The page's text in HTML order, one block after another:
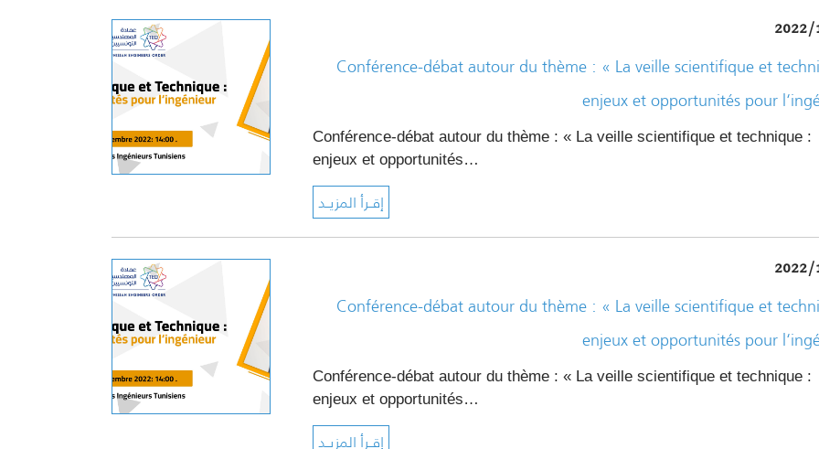
Conférence-débat autour du thème : « La veille scientifique et
enjeux et opportunités pour
Conférence-débat autour du thème : « La veille scientifique et technique :
enjeux et opportunités…
Conférence-débat autour du thème : « La veille scientifique et
enjeux et opportunités pour
Conférence-débat autour du thème : « La veille scientifique et technique :
enjeux et opportunités…